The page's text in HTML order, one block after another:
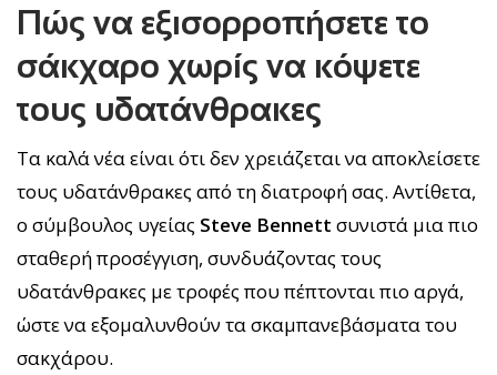
Πώς να εξισορροπήσετε το
σάκχαρο χωρίς να κόψετε
τους υδατάνθρακες
Τα καλά νέα είναι ότι δεν χρειάζεται να αποκλείσετε
τους υδατάνθρακες από τη διατροφή σας. Αντίθετα,
ο σύμβουλος υγείας Steve Bennett συνιστά μια πιο
σταθερή προσέγγιση, συνδυάζοντας τους
υδατάνθρακες με τροφές που πέπτονται πιο αργά,
ώστε να εξομαλυνθούν τα σκαμπανεβάσματα του
σακχάρου.